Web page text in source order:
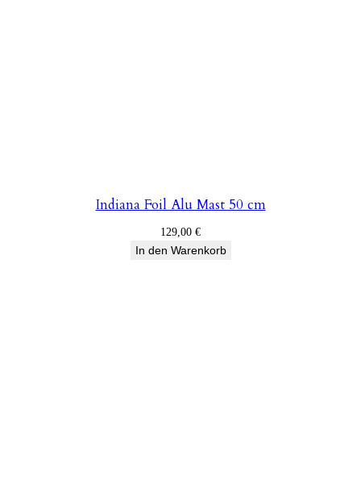
Indiana Foil Alu Mast 50 cm
129,00 €
In den Warenkorb